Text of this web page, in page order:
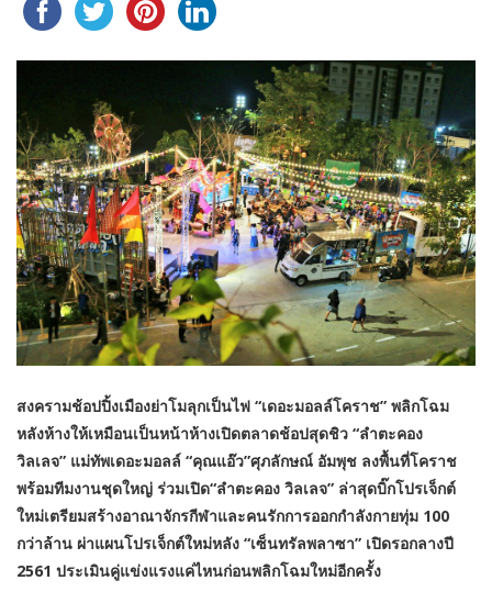
สงครามช้อปปิ้งเมืองย่าโมลุกเป็นไฟ “เดอะมอลล์โคราช” พลิกโฉม
หลังห้างให้เหมือนเป็นหน้าห้างเปิดตลาดช้อปสุดชิว “ลำตะคอง
วิลเลจ” แม่ทัพเดอะมอลล์ “คุณแอ๊ว”ศุภลักษณ์ อัมพุช ลงพื้นที่โคราช
พร้อมทีมงานชุดใหญ่ ร่วมเปิด“ลำตะคอง วิลเลจ” ล่าสุดบิ๊กโปรเจ็กต์
ใหม่เตรียมสร้างอาณาจักรกีฬาและคนรักการออกกำลังกายทุ่ม 100
กว่าล้าน ผ่าแผนโปรเจ็กต์ใหม่หลัง “เซ็นทรัลพลาซา” เปิดรอกลางปี
2561 ประเมินคู่แข่งแรงแค่ไหนก่อนพลิกโฉมใหม่อีกครั้ง